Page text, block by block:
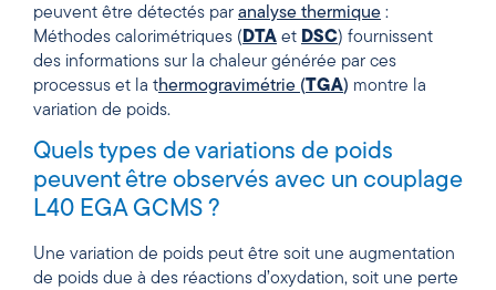
peuvent être détectés par analyse thermique :
Méthodes calorimétriques ( DTA et DSC) fournissent
des informations sur la chaleur générée par ces
processus et la thermogravimétrie (TGA) montre la
variation de poids.
Quels types de variations de poids
peuvent être observés avec un couplage
L40 EGA GCMS ?
Une variation de poids peut être soit une augmentation
de poids due à des réactions d’oxydation, soit une perte